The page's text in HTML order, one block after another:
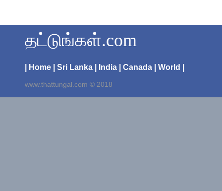
தட்டுங்கள்.com
| Home | Sri Lanka | India | Canada | World |
www.thattungal.com © 2018